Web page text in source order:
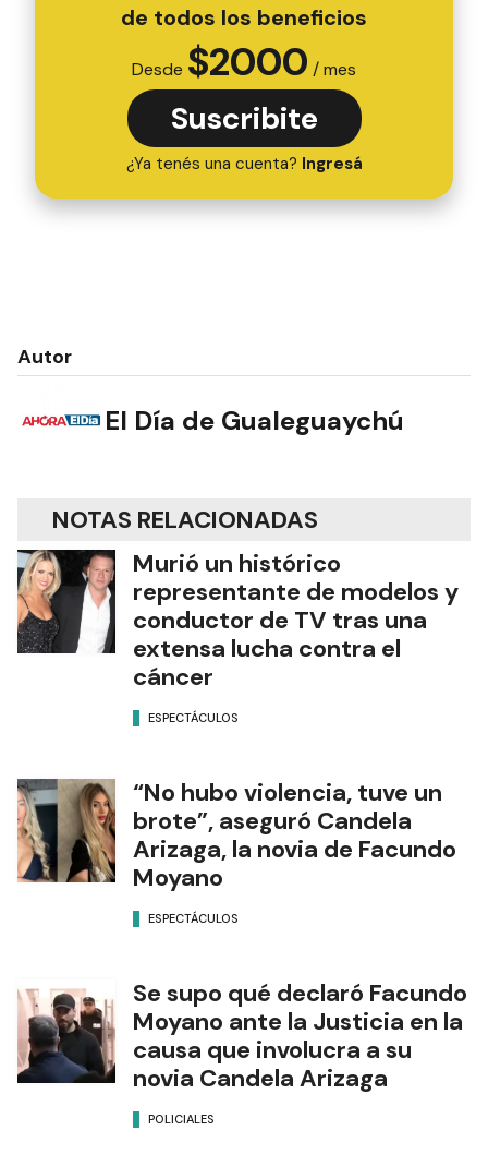
de todos los beneficios
Desde $2000 / mes
Suscribite
¿Ya tenés una cuenta? Ingresá
Autor
El Día de Gualeguaychú
NOTAS RELACIONADAS
Murió un histórico
representante de modelos y
conductor de TV tras una
extensa lucha contra el
cáncer
ESPECTÁCULOS
“No hubo violencia, tuve un
brote”, aseguró Candela
Arizaga, la novia de Facundo
Moyano
ESPECTÁCULOS
Se supo qué declaró Facundo
Moyano ante la Justicia en la
causa que involucra a su
novia Candela Arizaga
POLICIALES